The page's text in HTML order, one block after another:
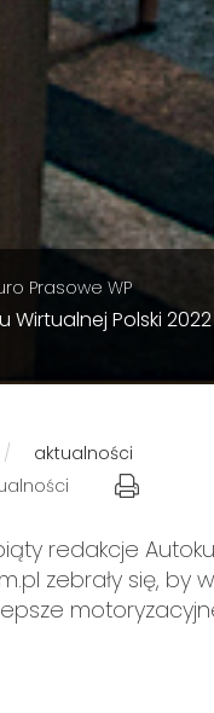
Prasowe WP
Wirtualnej Polski
aktualności
redakcje
zebrały się, by